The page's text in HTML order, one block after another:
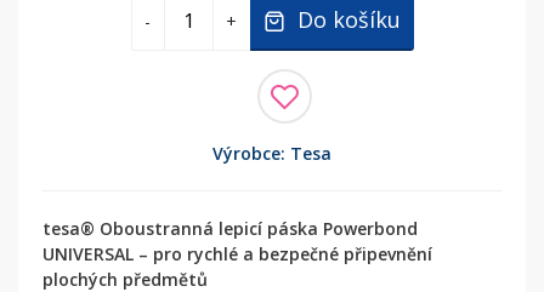
- + Do košíku
Výrobce: Tesa
tesa® Oboustranná lepicí páska Powerbond
UNIVERSAL – pro rychlé a bezpečné připevnění
plochých předmětů